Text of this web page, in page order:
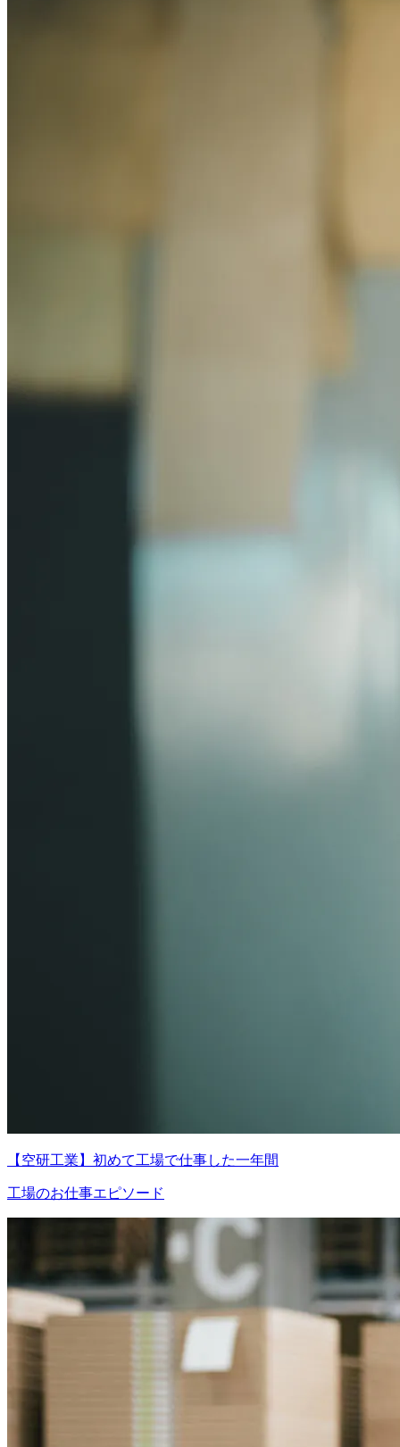
【空研工業】初めて工場で仕事した一年間
工場のお仕事エピソード